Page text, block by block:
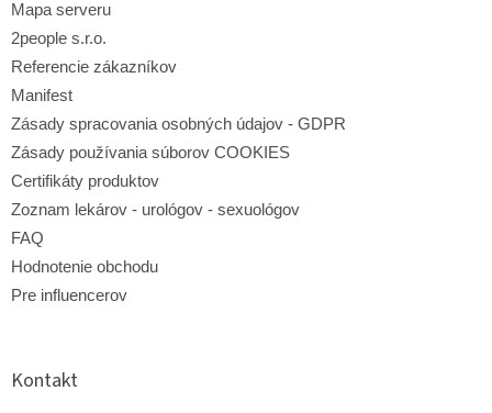
Mapa serveru
2people s.r.o.
Referencie zákazníkov
Manifest
Zásady spracovania osobných údajov - GDPR
Zásady používania súborov COOKIES
Certifikáty produktov
Zoznam lekárov - urológov - sexuológov
FAQ
Hodnotenie obchodu
Pre influencerov
Kontakt